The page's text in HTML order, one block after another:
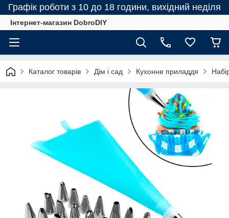
Графік роботи з 10 до 18 години, вихідний неділя
Інтернет-магазин DobroDIY
Каталог товарів Дім і сад Кухонне приладдя